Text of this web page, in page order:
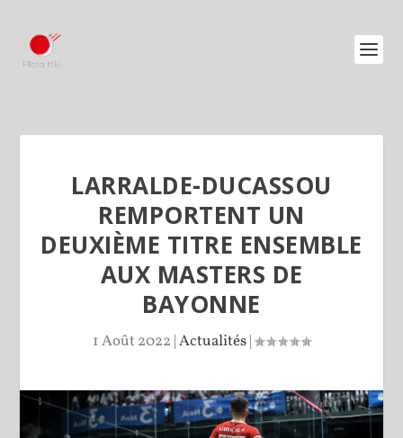
LARRALDE-DUCASSOU
REMPORTENT UN
DEUXIÈME TITRE ENSEMBLE
AUX MASTERS DE
BAYONNE
1 Août 2022 |Actualités|